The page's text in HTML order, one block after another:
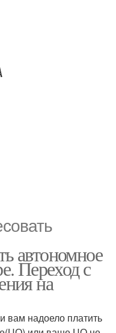
автономное
Переход с
на
вам надоело платить